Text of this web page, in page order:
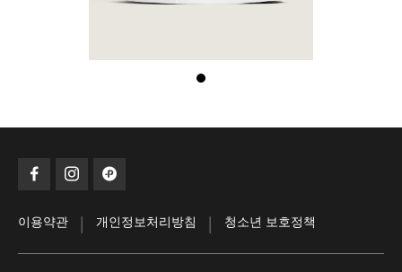
이용약관 | 개인정보처리방침 | 청소년 보호정책